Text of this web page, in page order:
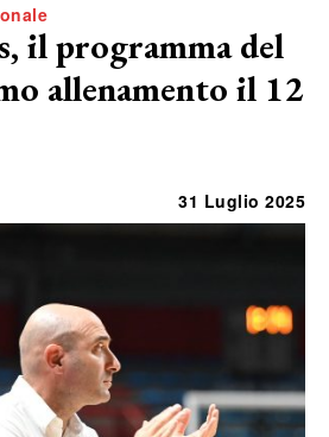
il programma del
allenamento il 12
31 Luglio 2025